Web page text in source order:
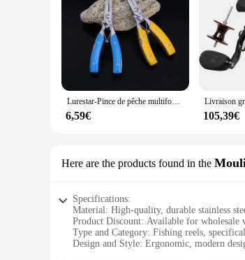
Lurestar-Pince de pêche multifonctionnelle en acier inoxydable, matériel de pêche, 160mm
6,59€ 105,39€
Here are the products found in the
Specifications:
Material: High-quality, durable stainless
Product Discount: Available for wholesale
Type and Category: Fishing reels,
Design and Style: Ergonomic, modern